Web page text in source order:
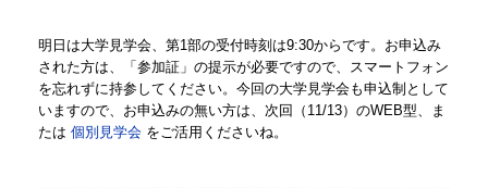
明日は大学見学会、第1部の受付時刻は9:30からです。お申込み
された方は、「参加証」の提示が必要ですので、スマートフォン
を忘れずに持参してください。今回の大学見学会も申込制として
いますので、お申込みの無い方は、次回（11/13）のWEB型、ま
たは 個別見学会をご活用くださいね。